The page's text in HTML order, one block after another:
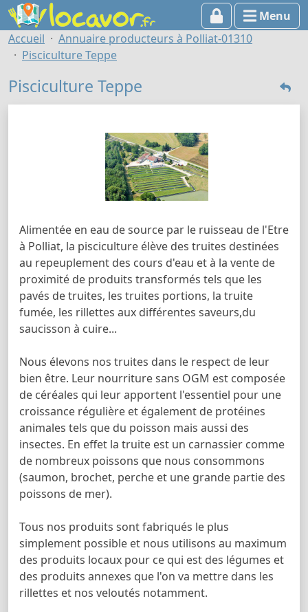
Menu
Accueil
Annuaire producteurs à Polliat-01310
Pisciculture Teppe
Pisciculture Teppe
Alimentée en eau de source par le ruisseau de l'Etre
à Polliat, la pisciculture élève des truites destinées
au repeuplement des cours d'eau et à la vente de
proximité de produits transformés tels que les
pavés de truites, les truites portions, la truite
fumée, les rillettes aux différentes saveurs,du
saucisson à cuire...
Nous élevons nos truites dans le respect de leur
bien être. Leur nourriture sans OGM est composée
de céréales qui leur apportent l'essentiel pour une
croissance régulière et également de protéines
animales tels que du poisson mais aussi des
insectes. En effet la truite est un carnassier comme
de nombreux poissons que nous consommons
(saumon, brochet, perche et une grande partie des
poissons de mer).
Tous nos produits sont fabriqués le plus
simplement possible et nous utilisons au maximum
des produits locaux pour ce qui est des légumes et
des produits annexes que l'on va mettre dans les
rillettes et nos veloutés notamment.